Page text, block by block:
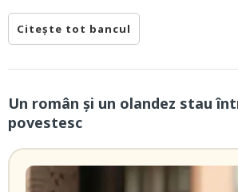
Citește tot bancul
Un român și un olandez stau
povestesc